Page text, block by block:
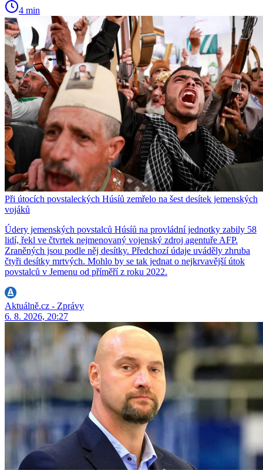
4 min
Při útocích povstaleckých Húsíů zemřelo na šest desítek jemenských
vojáků
Údery jemenských povstalců Húsíů na provládní jednotky zabily 58
lidí, řekl ve čtvrtek nejmenovaný vojenský zdroj agentuře AFP.
Zraněných jsou podle něj desítky. Předchozí údaje uváděly zhruba
čtyři desítky mrtvých. Mohlo by se tak jednat o nejkrvavější útok
povstalců v Jemenu od příměří z roku 2022.
Aktuálně.cz - Zprávy
6. 8. 2026, 20:27